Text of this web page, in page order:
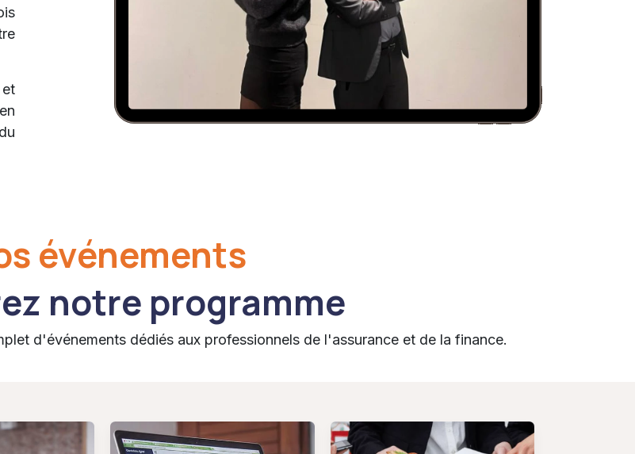
événements
notre programme
d'événements dédiés aux professionnels de l'assurance et de la finance.